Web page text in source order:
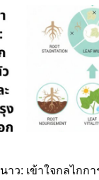
าว: เข้าใจกลไกก